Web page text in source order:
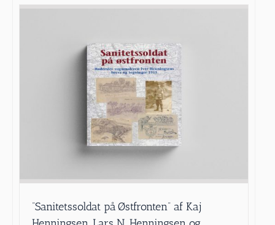
”Sanitetssoldat på Østfronten” af Kaj